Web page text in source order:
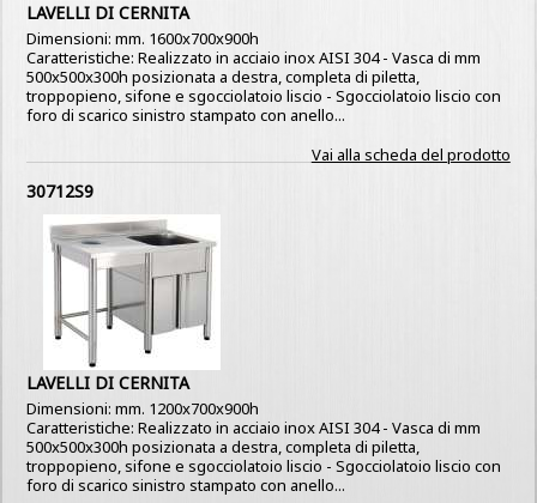
LAVELLI DI CERNITA
Dimensioni: mm. 1600x700x900h
Caratteristiche: Realizzato in acciaio inox AISI 304 - Vasca di mm
500x500x300h posizionata a destra, completa di piletta,
troppopieno, sifone e sgocciolatoio liscio - Sgocciolatoio liscio con
foro di scarico sinistro stampato con anello...
Vai alla scheda del prodotto
30712S9
LAVELLI DI CERNITA
Dimensioni: mm. 1200x700x900h
Caratteristiche: Realizzato in acciaio inox AISI 304 - Vasca di mm
500x500x300h posizionata a destra, completa di piletta,
troppopieno, sifone e sgocciolatoio liscio - Sgocciolatoio liscio con
foro di scarico sinistro stampato con anello...